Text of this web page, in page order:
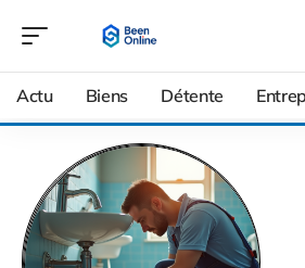
Actu Biens Détente